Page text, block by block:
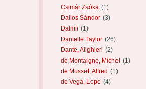
Csimár Zsóka (1)
Dallos Sándor (3)
Dalmii (1)
Danielle Taylor (26)
Dante, Alighieri (2)
de Montaigne, Michel
(1)
de Musset, Alfred (1)
de Vega, Lope (4)